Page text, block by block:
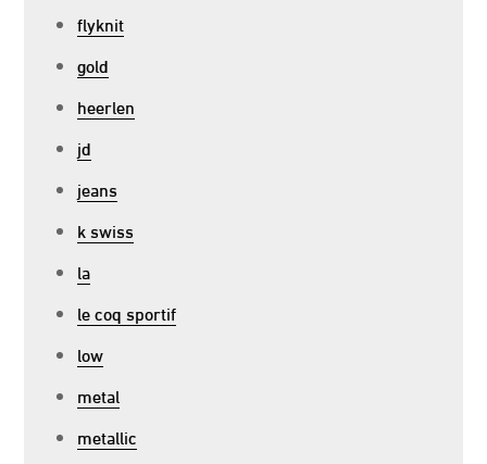
flyknit
gold
heerlen
jd
jeans
k swiss
la
le coq sportif
low
metal
metallic